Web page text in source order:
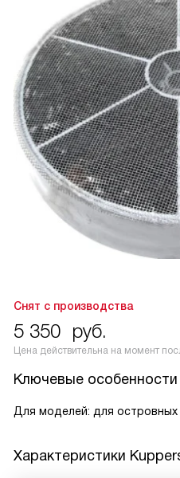
Снят с производства
5 350 руб.
Цена действительна на момент
Ключевые особенности
Для моделей: для островных
Характеристики